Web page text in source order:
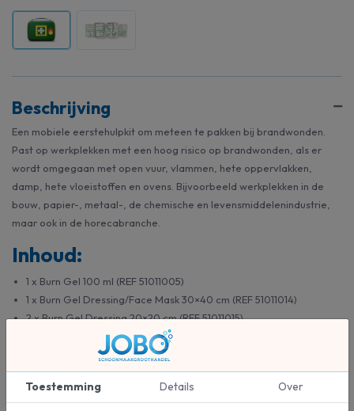
Beschrijving
Een mobiele eerstehulpkit om meteen te pakken bij brandwonden.
Past op werkplekken met een hoog risico op brandwonden, als er
wordt omgegaan met open vuur, vlammen, hete oppervlakken,
damp, hete vloeistoffen en ovens. Bijvoorbeeld werkplekken in de
bouw, papier-, metaal-, de chemische en levensmiddelenindustrie,
maar ook in de horecabranche.
Inhoud:
1 x Burn Gel 100 ml (REF 51011005)
1 x Burn Gel Dressing/Face Mask 30×40 cm (REF 51011014)
2 x Burn Gel Dressing 20×20 cm (REF 51011015)
4 x Burn Gel Dressing 10×10 cm (REF 901900)
1 Cederroth 4-in-1 bloedstelpend verband (REF 1910)
1 x bevestigingsgaas
6 x elastische fixatieverbanden
Toestemming Details Over